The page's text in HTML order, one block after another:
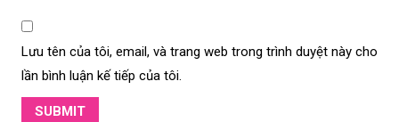
Lưu tên của tôi, email, và trang web trong trình duyệt này cho
lần bình luận kế tiếp của tôi.